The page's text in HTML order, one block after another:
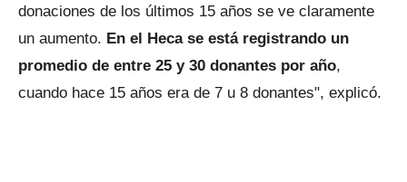
donaciones de los últimos 15 años se ve claramente
un aumento. En el Heca se está registrando un
promedio de entre 25 y 30 donantes por año,
cuando hace 15 años era de 7 u 8 donantes", explicó.